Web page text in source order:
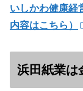
いしかわ健康経
内容はこちら）
浜田紙業は